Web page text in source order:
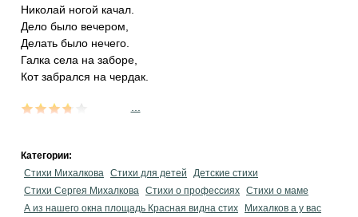
Николай ногой качал.
Дело было вечером,
Делать было нечего.
Галка села на заборе,
Кот забрался на чердак.
Категории:
Стихи Михалкова Стихи для детей
Детские стихи
Стихи Сергея Михалкова Стихи о профессиях Стихи о маме
А из нашего окна площадь Красная видна стих
Михалков а у вас